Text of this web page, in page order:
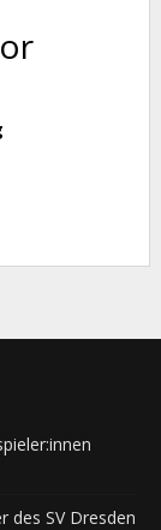
des SV Dresden